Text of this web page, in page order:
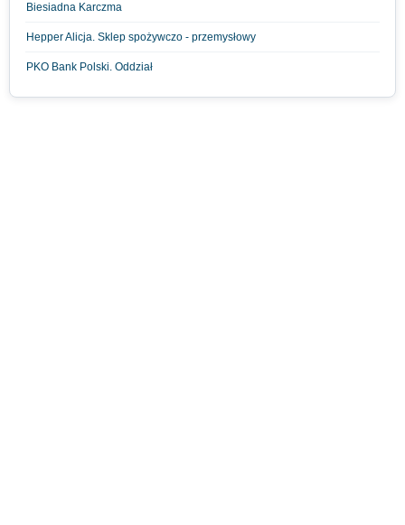
Biesiadna Karczma
Hepper Alicja. Sklep spożywczo - przemysłowy
PKO Bank Polski. Oddział